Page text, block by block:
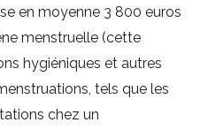
en moyenne 3 800 euros
menstruelle (cette
hygiéniques et autres
tels que les
chez un